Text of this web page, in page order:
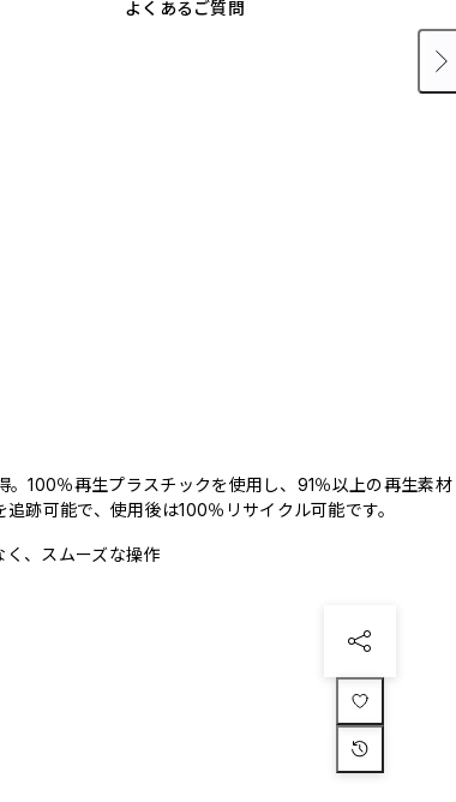
よくあるご質問
100％再生プラスチックを使用し、91％以上の再生素材
跡可能で、使用後は100％リサイクル可能です。
、スムーズな操作